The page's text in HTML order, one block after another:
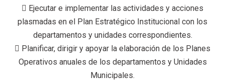
 Ejecutar e implementar las actividades y acciones
plasmadas en el Plan Estratégico Institucional con los
departamentos y unidades correspondientes.
 Planificar, dirigir y apoyar la elaboración de los Planes
Operativos anuales de los departamentos y Unidades
Municipales.